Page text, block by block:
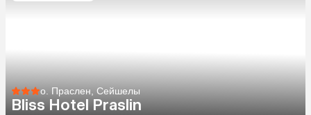
о. Праслен, Сейшелы
Bliss Hotel Praslin